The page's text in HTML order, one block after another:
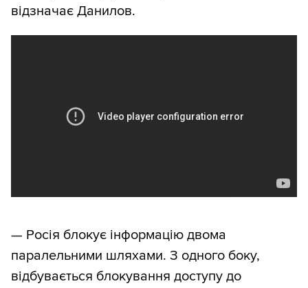
відзначає Данилов.
— Росія блокує інформацію двома
паралельними шляхами. З одного боку,
відбувається блокування доступу до